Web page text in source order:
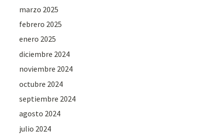
marzo 2025
febrero 2025
enero 2025
diciembre 2024
noviembre 2024
octubre 2024
septiembre 2024
agosto 2024
julio 2024